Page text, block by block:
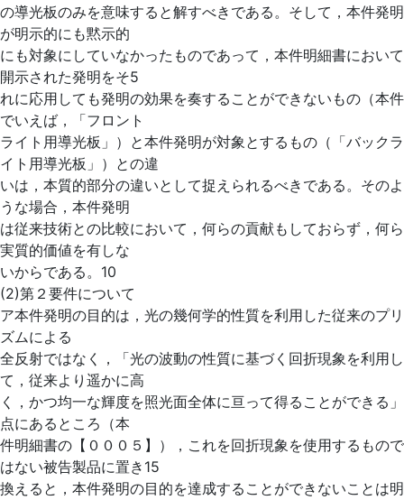
の導光板のみを意味すると解すべきである。そして，本件発明
が明示的にも黙示的
にも対象にしていなかったものであって，本件明細書において
開示された発明をそ5
れに応用しても発明の効果を奏することができないもの（本件
でいえば，「フロント
ライト用導光板」）と本件発明が対象とするもの（「バックラ
イト用導光板」）との違
いは，本質的部分の違いとして捉えられるべきである。そのよ
うな場合，本件発明
は従来技術との比較において，何らの貢献もしておらず，何ら
実質的価値を有しな
いからである。10
(2)第２要件について
ア本件発明の目的は，光の幾何学的性質を利用した従来のプリ
ズムによる
全反射ではなく，「光の波動の性質に基づく回折現象を利用し
て，従来より遥かに高
く，かつ均一な輝度を照光面全体に亘って得ることができる」
点にあるところ（本
件明細書の【０００５】），これを回折現象を使用するもので
はない被告製品に置き15
換えると，本件発明の目的を達成することができないことは明